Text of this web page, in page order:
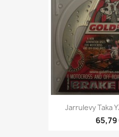
Jarrulevy Taka
65,79